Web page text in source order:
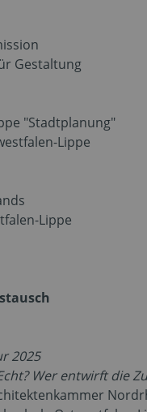
Gestaltung
"Stadtplanung"
Lippe
Lippe
2025
Wer entwirft die